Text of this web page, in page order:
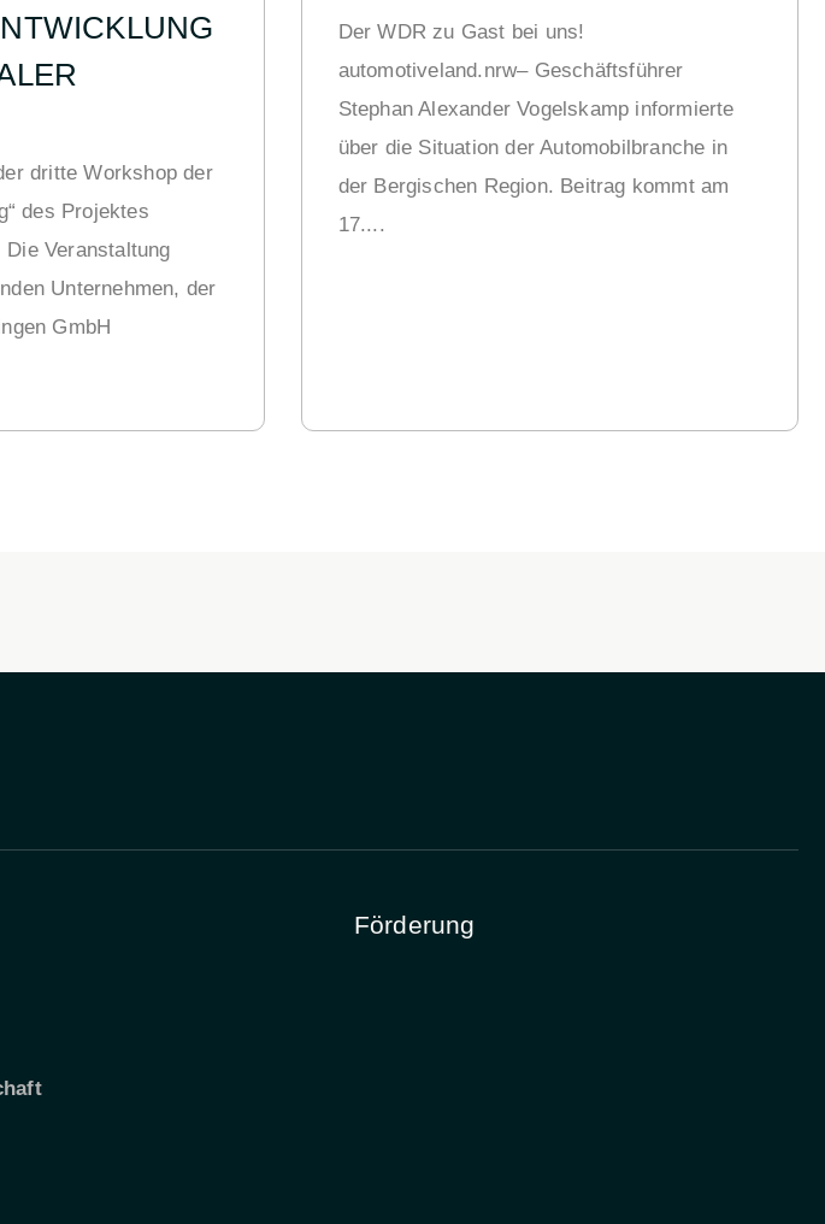
dritte Workshop der
des Projektes
Veranstaltung
Unternehmen, der
GmbH
Der WDR zu Gast bei uns!
automotiveland.nrw– Geschäftsführer
Stephan Alexander Vogelskamp informierte
über die Situation der Automobilbranche in
der Bergischen Region. Beitrag kommt am
17....
Förderung